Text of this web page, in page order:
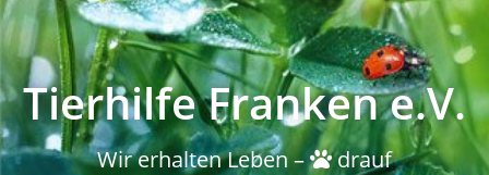
Tierhilfe Franken e.V.
Wir erhalten Leben – drauf